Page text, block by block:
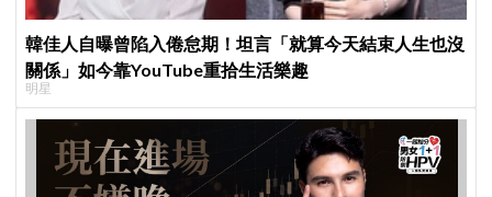
韓佳人自曝曾陷入倦怠期！坦言「就算今天結束人生也沒
關係」如今靠YouTube重拾生活樂趣
明星